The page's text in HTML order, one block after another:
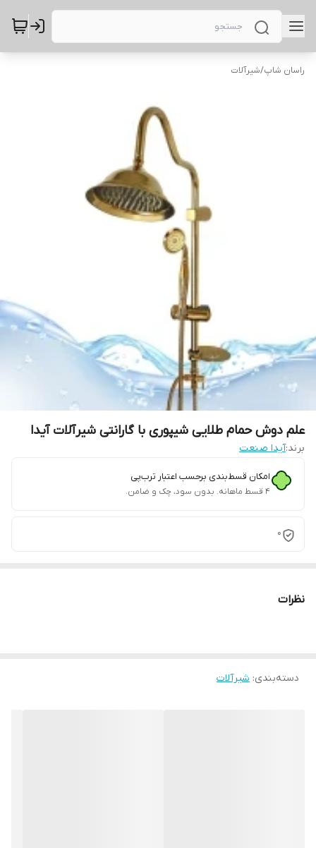
راسان شاپ/شیرآلات
علم دوش حمام طلایی شیپوری با گارانتی شیرآلات آیدا
برند:آیدا صنعت
امکان قسط‌بندی برحسب اعتبار ترب‌پی
۴ قسط ماهانه. بدون سود، چک و ضامن.
0
نظرات
دسته‌بندی: شیرآلات